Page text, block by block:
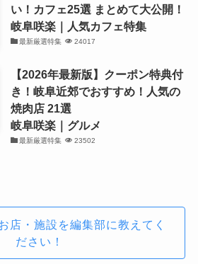
い！カフェ25選 まとめて大公開！
岐阜咲楽｜人気カフェ特集
最新厳選特集 24017
【2026年最新版】クーポン特典付
き！岐阜近郊でおすすめ！人気の
焼肉店 21選
岐阜咲楽｜グルメ
最新厳選特集 23502
店・施設を編集部に教えてく
ださい！